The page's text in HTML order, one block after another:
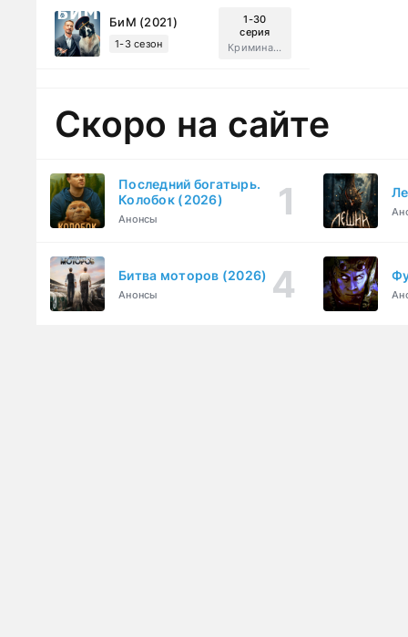
БиМ (2021)
1-3 сезон
1-30
серия
Криминал, Комедия
Скоро на сайте
Последний богатырь.
Колобок (2026)
Анонсы
Битва моторов (2026)
Анонсы